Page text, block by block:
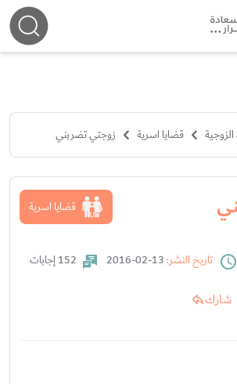
قضايا اسرية زوجتي تضربني
قضايا اسرية
تاريخ النشر: 152 إجابات
شارك